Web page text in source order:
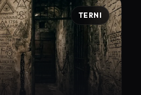
TERNI